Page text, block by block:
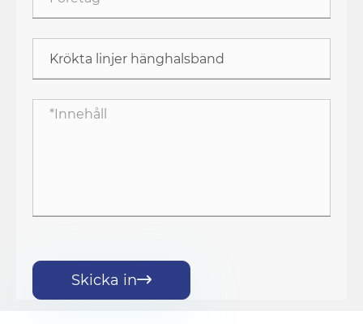
Skicka in